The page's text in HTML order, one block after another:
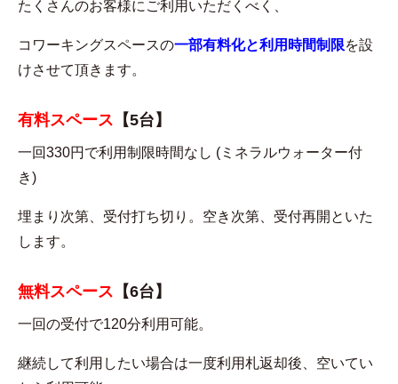
たくさんのお客様にご利用いただくべく、
コワーキングスペースの一部有料化と利用時間制限を設
けさせて頂きます。
有料スペース 【5台】
一回330円で利用制限時間なし (ミネラルウォーター付
き)
埋まり次第、受付打ち切り。空き次第、受付再開といた
します。
無料スペース 【6台】
一回の受付で120分利用可能。
継続して利用したい場合は一度利用札返却後、空いてい